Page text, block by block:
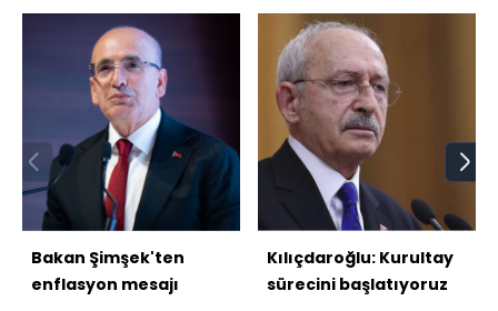
Bakan Şimşek'ten
enflasyon mesajı
Kılıçdaroğlu: Kurultay
sürecini başlatıyoruz